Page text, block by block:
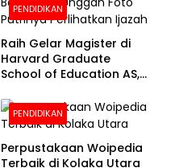
PENDIDIKAN
Raih Gelar Magister di
Harvard Graduate
School of Education AS,
Foto Putrinya Perlihatkan
Ijazah
PENDIDIKAN
Perpustakaan Woipedia
Terbaik di Kolaka Utara